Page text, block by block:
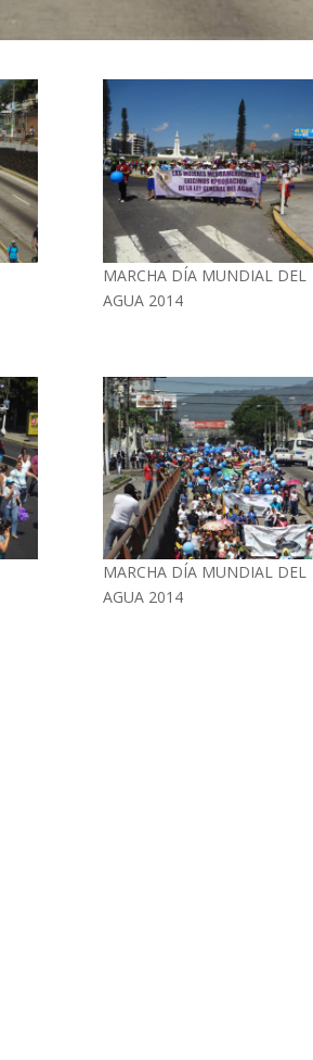
MARCHA DÍA MUNDIAL DEL
AGUA 2014
MARCHA DÍA MUNDIAL DEL
AGUA 2014